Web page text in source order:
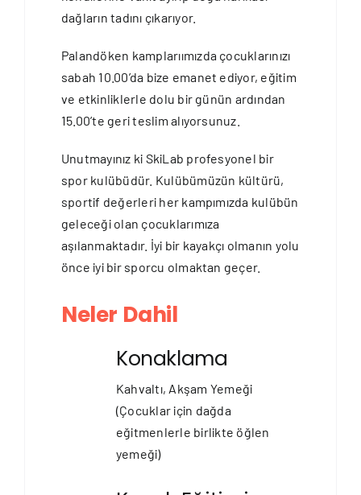
dağların tadını çıkarıyor.
Palandöken kamplarıımızda çocuklarınızı
sabah 10.00’da bize emanet ediyor, eğitim
ve etkinliklerle dolu bir günün ardından
15.00’te geri teslim alıyorsunuz.
Unutmayınız ki SkiLab profesyonel bir
spor kulübüdür. Kulübümüzün kültürü,
sportif değerleri her kampımızda kulübün
geleceği olan çocuklarımıza
aşılanmaktadır. İyi bir kayakçı olmanın yolu
önce iyi bir sporcu olmaktan geçer.
Neler Dahil
Konaklama
Kahvaltı, Akşam Yemeği
(Çocuklar için dağda
eğitmenlerle birlikte öğlen
yemeği)